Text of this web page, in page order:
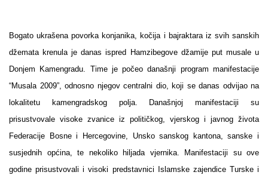
Bogato ukrašena povorka konjanika, kočija i bajraktara iz svih sanskih
džemata krenula je danas ispred Hamzibegove džamije put musale u
Donjem Kamengradu. Time je počeo današnji program manifestacije
“Musala 2009”, odnosno njegov centralni dio, koji se danas odvijao na
lokalitetu kamengradskog polja. Današnjoj manifestaciji su
prisustvovale visoke zvanice iz političkog, vjerskog i javnog života
Federacije Bosne i Hercegovine, Unsko sanskog kantona, sanske i
susjednih općina, te nekoliko hiljada vjernika. Manifestaciji su ove
godine prisustvovali i visoki predstavnici Islamske zajendice Turske i